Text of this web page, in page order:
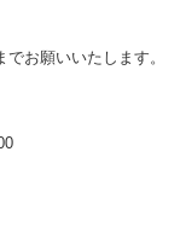
お願いいたします。